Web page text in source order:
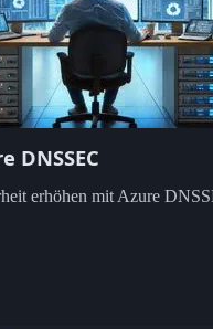
DNSSEC
erhöhen mit Azure